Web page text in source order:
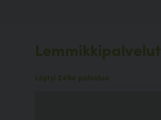
Lemmikkipalvelut
Löytyi 2494 palvelua